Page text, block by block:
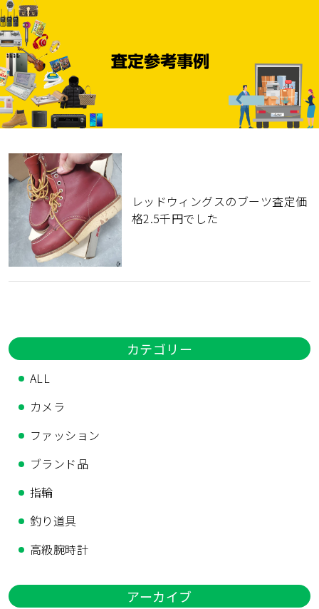
レッドウィングスのブーツ査定価
格2.5千円でした
カテゴリー
ALL
カメラ
ファッション
ブランド品
指輪
釣り道具
高級腕時計
アーカイブ